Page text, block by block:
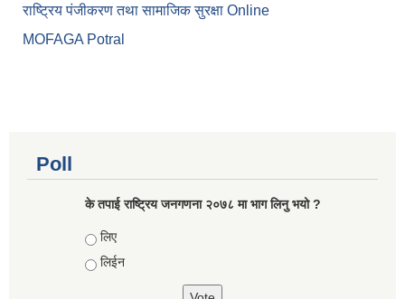
राष्ट्रिय पंजीकरण तथा सामाजिक सुरक्षा Online
MOFAGA Potral
Poll
के तपाई राष्ट्रिय जनगणना २०७८ मा भाग लिनु भयो ?
Choices
लिए
लिईन